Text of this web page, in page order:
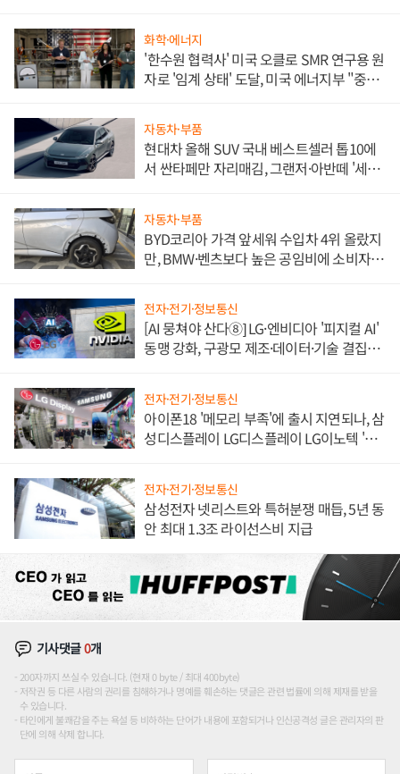
화학·에너지
'한수원 협력사' 미국 오클로 SMR 연구용 원
자로 '임계 상태' 도달, 미국 에너지부 "중요
자동차·부품
현대차 올해 SUV 국내 베스트셀러 톱10에
서 싼타페만 자리매김, 그랜저·아반떼 '세단
자동차·부품
BYD코리아 가격 앞세워 수입차 4위 올랐지
만, BMW·벤츠보다 높은 공임비에 소비자
전자·전기·정보통신
[AI 뭉쳐야 산다⑧] LG·엔비디아 '피지컬 AI'
동맹 강화, 구광모 제조·데이터·기술 결집
전자·전기·정보통신
아이폰18 '메모리 부족'에 출시 지연되나, 삼
성디스플레이 LG디스플레이 LG이노텍 '탈
전자·전기·정보통신
삼성전자 넷리스트와 특허분쟁 매듭, 5년 동
안 최대 1.3조 라이선스비 지급
기사댓글0개
200자까지 쓰실 수 있습니다. (현재 0 byte / 최대 400byte)
저작권 등 다른 사람의 권리를 침해하거나 명예를 훼손하는 댓글은 관련 법률에 의해 제재를 받을
수 있습니다.
타인에게 불쾌감을 주는 욕설 등 비하하는 단어가 내용에 포함되거나 인신공격성 글은 관리자의 판
단에 의해 삭제 합니다.